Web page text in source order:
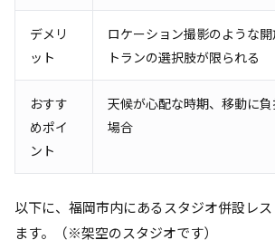
デメリ
ット
ロケーション撮影のような
トランの選択肢が限られる
おすす
めポイ
ント
天候が心配な時期、移動に
場合
以下に、福岡市内にあるスタジオ併設レ
ます。（※架空のスタジオです）